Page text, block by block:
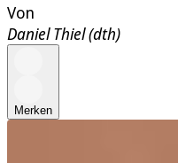
Von
Daniel Thiel (dth)
Merken